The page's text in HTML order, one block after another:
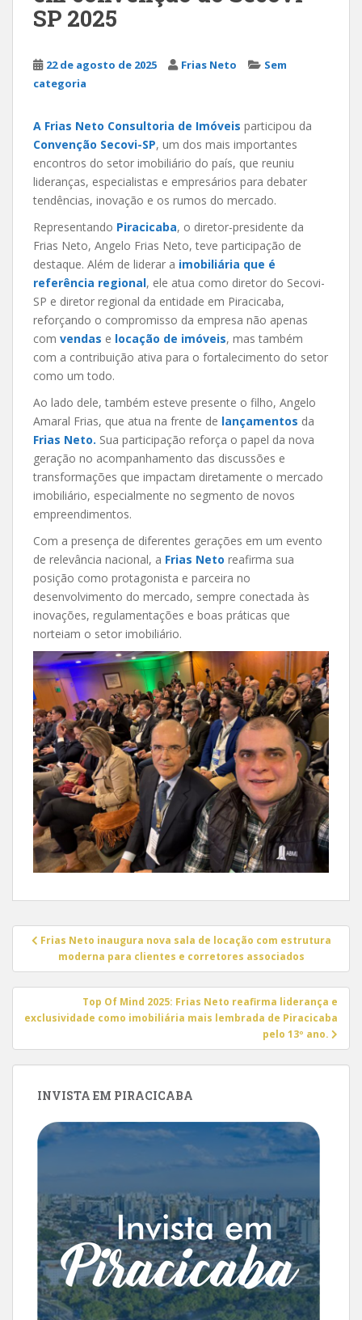
SP 2025
22 de agosto de 2025 Frias Neto
Sem
categoria
A Frias Neto Consultoria de Imóveis participou da
Convenção Secovi-SP, um dos mais importantes
encontros do setor imobiliário do país, que reuniu
lideranças, especialistas e empresários para debater
tendências, inovação e os rumos do mercado.
Representando Piracicaba, o diretor-presidente da
Frias Neto, Angelo Frias Neto, teve participação de
destaque. Além de liderar a imobiliária que é
referência regional, ele atua como diretor do Secovi-
SP e diretor regional da entidade em Piracicaba,
reforçando o compromisso da empresa não apenas
com vendas e locação de imóveis, mas também
com a contribuição ativa para o fortalecimento do setor
como um todo.
Ao lado dele, também esteve presente o filho, Angelo
Amaral Frias, que atua na frente de lançamentos da
Frias Neto. Sua participação reforça o papel da nova
geração no acompanhamento das discussões e
transformações que impactam diretamente o mercado
imobiliário, especialmente no segmento de novos
empreendimentos.
Com a presença de diferentes gerações em um evento
de relevância nacional, a Frias Neto reafirma sua
posição como protagonista e parceira no
desenvolvimento do mercado, sempre conectada às
inovações, regulamentações e boas práticas que
norteiam o setor imobiliário.
Navegação
Post
Frias Neto inaugura nova sala de locação com estrutura
moderna para clientes e corretores associados
Top Of Mind 2025: Frias Neto reafirma liderança e
exclusividade como imobiliária mais lembrada de Piracicaba
pelo 13º ano.
INVISTA EM PIRACICABA